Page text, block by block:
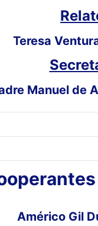
Teresa
Manuel de
Américo Gil